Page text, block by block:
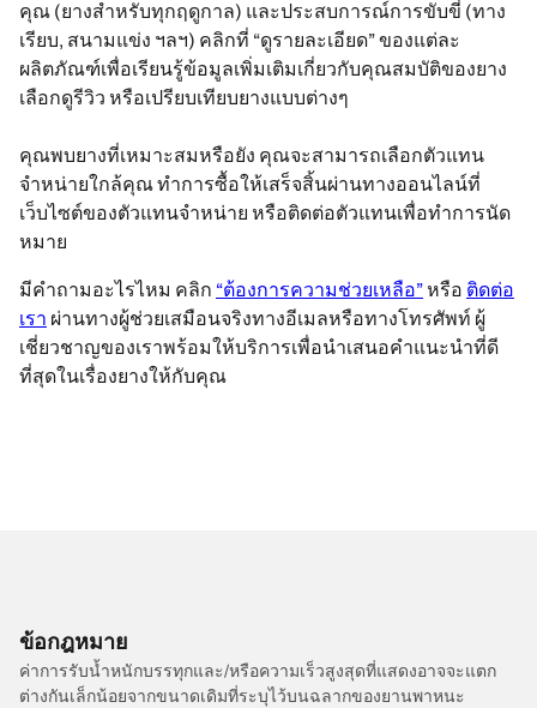
คุณ (ยางสำหรับทุกฤดูกาล) และประสบการณ์การขับขี่ (ทาง
เรียบ, สนามแข่ง ฯลฯ) คลิกที่ “ดูรายละเอียด” ของแต่ละ
ผลิตภัณฑ์เพื่อเรียนรู้ข้อมูลเพิ่มเติมเกี่ยวกับคุณสมบัติของยาง
เลือกดูรีวิว หรือเปรียบเทียบยางแบบต่างๆ
คุณพบยางที่เหมาะสมหรือยัง คุณจะสามารถเลือกตัวแทน
จำหน่ายใกล้คุณ ทำการซื้อให้เสร็จสิ้นผ่านทางออนไลน์ที่
เว็บไซต์ของตัวแทนจำหน่าย หรือติดต่อตัวแทนเพื่อทำการนัด
หมาย
มีคำถามอะไรไหม คลิก “ต้องการความช่วยเหลือ”หรือ ติดต่อ
เรา ผ่านทางผู้ช่วยเสมือนจริงทางอีเมลหรือทางโทรศัพท์ ผู้
เชี่ยวชาญของเราพร้อมให้บริการเพื่อนำเสนอคำแนะนำที่ดี
ที่สุดในเรื่องยางให้กับคุณ
ข้อกฎหมาย
ค่าการรับน้ำหนักบรรทุกและ/หรือความเร็วสูงสุดที่แสดงอาจจะแตก
ต่างกันเล็กน้อยจากขนาดเดิมที่ระบุไว้บนฉลากของยานพาหนะ